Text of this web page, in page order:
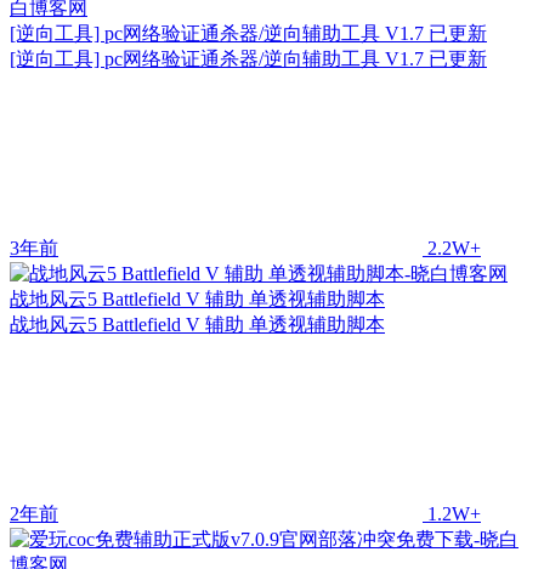
[逆向工具] pc网络验证通杀器/逆向辅助工具 V1.7 已更新
[逆向工具] pc网络验证通杀器/逆向辅助工具 V1.7 已更新
3年前 2.2W+
战地风云5 Battlefield V 辅助 单透视辅助脚本
战地风云5 Battlefield V 辅助 单透视辅助脚本
2年前 1.2W+